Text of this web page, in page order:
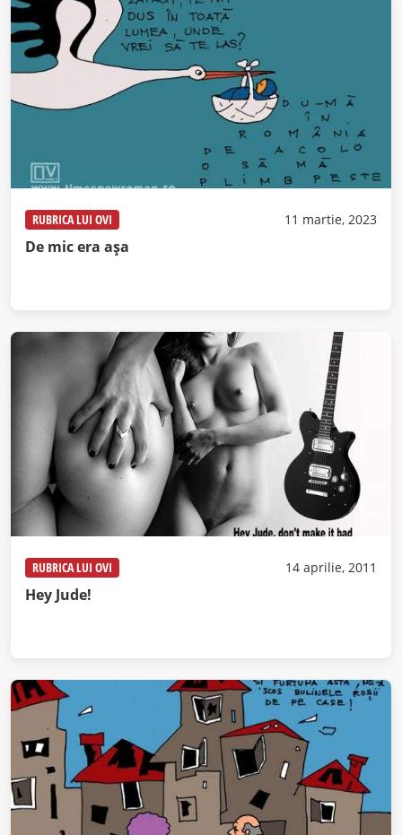
RUBRICA LUI OVI 11 martie, 2023
De mic era așa
RUBRICA LUI OVI 14 aprilie, 2011
Hey Jude!